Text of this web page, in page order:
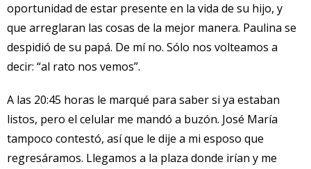
oportunidad de estar presente en la vida de su hijo, y
que arreglaran las cosas de la mejor manera. Paulina se
despidió de su papá. De mí no. Sólo nos volteamos a
decir: “al rato nos vemos”.
A las 20:45 horas le marqué para saber si ya estaban
listos, pero el celular me mandó a buzón. José María
tampoco contestó, así que le dije a mi esposo que
regresáramos. Llegamos a la plaza donde irían y me